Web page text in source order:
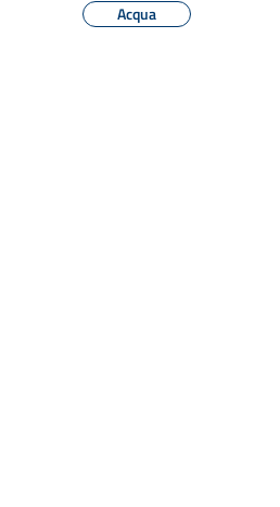
Acqua